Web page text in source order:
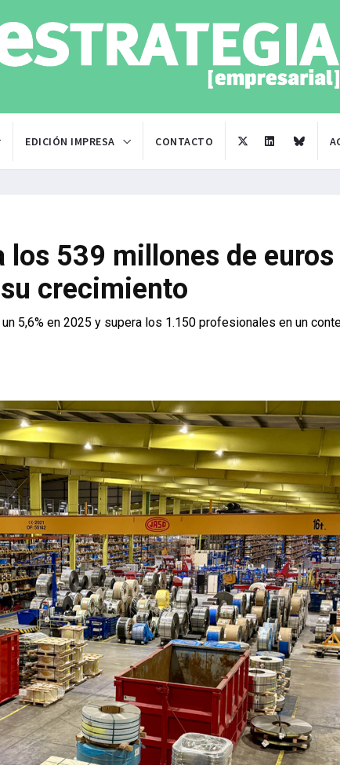
EDICIÓN IMPRESA CONTACTO
los 539 millones de euros
crecimiento
5,6% en 2025 y supera los 1.150 profesionales en un